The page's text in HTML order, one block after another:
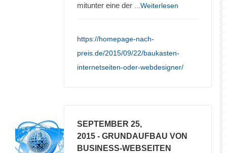
mitunter eine der
...Weiterlesen
https://homepage-nach-
preis.de/2015/09/22/baukasten-
internetseiten-oder-webdesigner/
SEPTEMBER 25,
2015 - GRUNDAUFBAU VON
BUSINESS-WEBSEITEN